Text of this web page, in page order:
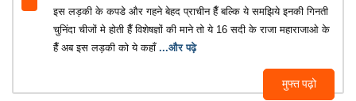
मुफ्त पढ़ो
इस लड़की के कपडे और गहने बेहद प्राचीन हैँ बल्कि ये समझिये इनकी गिनती
चुनिंदा चीजों मे होती हैँ विशेषज्ञों की माने तो ये 16 सदी के राजा महाराजाओ के
हैँ अब इस लड़की को ये कहाँ ...और पढ़े